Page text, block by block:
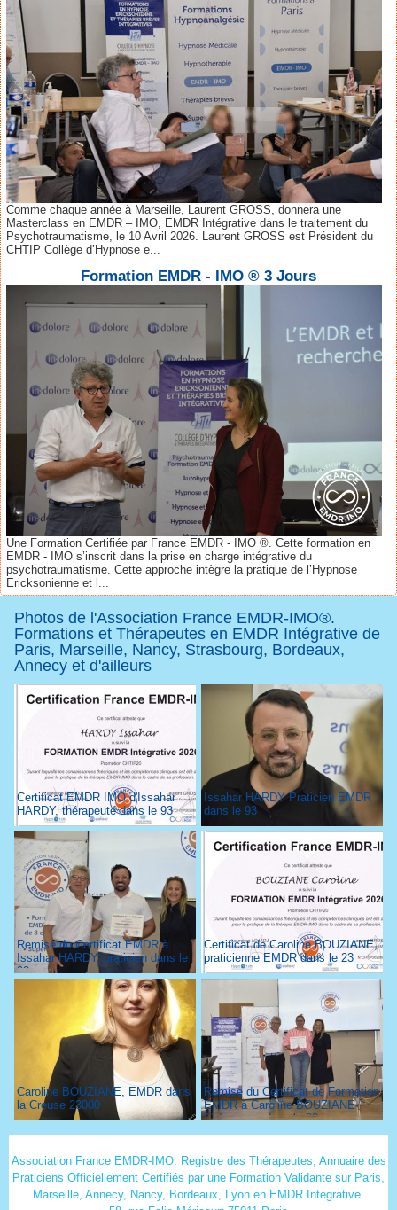
Comme chaque année à Marseille, Laurent GROSS, donnera une
Masterclass en EMDR – IMO, EMDR Intégrative dans le traitement du
Psychotraumatisme, le 10 Avril 2026. Laurent GROSS est Président du
CHTIP Collège d’Hypnose e...
Formation EMDR - IMO ® 3 Jours
Une Formation Certifiée par France EMDR - IMO ®. Cette formation en
EMDR - IMO s’inscrit dans la prise en charge intégrative du
psychotraumatisme. Cette approche intègre la pratique de l’Hypnose
Ericksonienne et l...
Photos de l'Association France EMDR-IMO®.
Formations et Thérapeutes en EMDR Intégrative de
Paris, Marseille, Nancy, Strasbourg, Bordeaux,
Annecy et d'ailleurs
Certificat EMDR IMO d'Issahar
HARDY, thérapeute dans le 93
Issahar HARDY Praticien EMDR
dans le 93
Remise du Certificat EMDR à
Issahar HARDY, praticien dans le
93
Certificat de Caroline BOUZIANE,
praticienne EMDR dans le 23
Caroline BOUZIANE, EMDR dans
la Creuse 23000
Remise du Certificat de Formation
EMDR à Caroline BOUZIANE
Thérapeute dans le 23
Association France EMDR-IMO. Registre des Thérapeutes, Annuaire des
Praticiens Officiellement Certifiés par une Formation Validante sur Paris,
Marseille, Annecy, Nancy, Bordeaux, Lyon en EMDR Intégrative.